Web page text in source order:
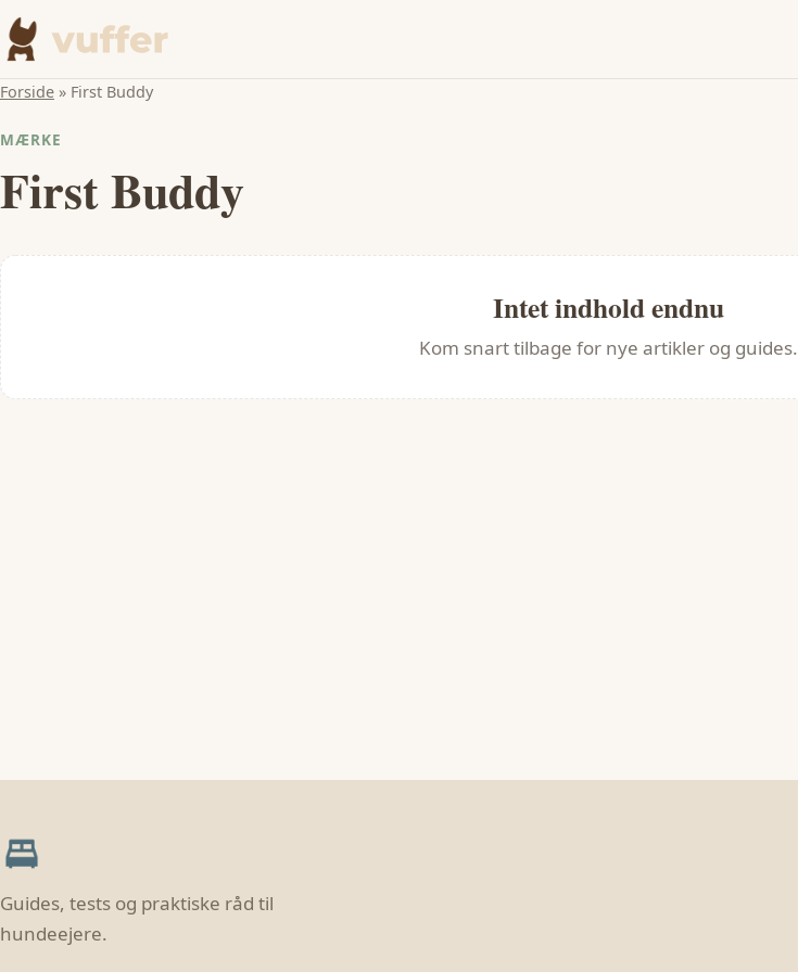
Forside » First Buddy
MÆRKE
First Buddy
Intet indhold endnu
Kom snart tilbage for nye artikler og guides.
Guides, tests og praktiske råd til
hundeejere.